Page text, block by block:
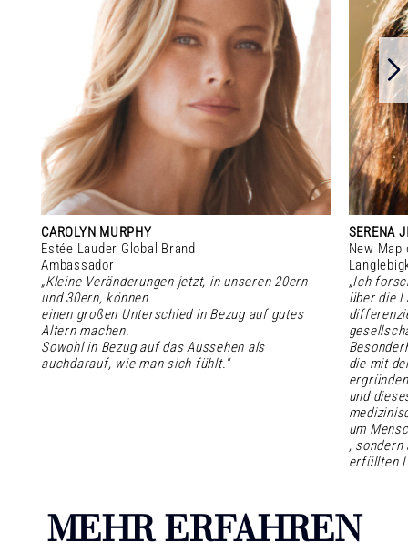
CAROLYN MURPHY
Estée Lauder Global Brand
Ambassador
„Kleine Veränderungen jetzt, in unseren 20ern
und 30ern, können
einen großen Unterschied in Bezug auf gutes
Altern machen.
Sowohl in Bezug auf das Aussehen als
auchdarauf, wie man sich fühlt."
SERENA
New
„Ich
über die
die mit
ergründen
und
um
, sondern
erfüllten
MEHR ERFAHREN